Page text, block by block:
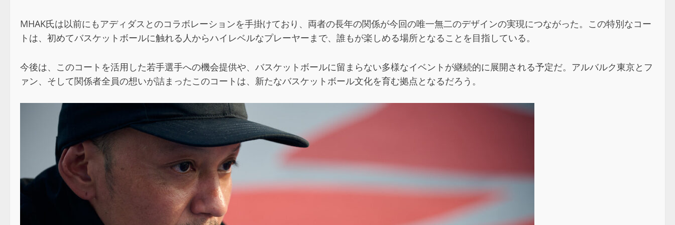
MHAK氏は以前にもアディダスとのコラボレーションを手掛けており、両者の長年の関係が今回の唯一無二のデザインの実現につながった。この特別なコー
トは、初めてバスケットボールに触れる人からハイレベルなプレーヤーまで、誰もが楽しめる場所となることを目指している。
今後は、このコートを活用した若手選手への機会提供や、バスケットボールに留まらない多様なイベントが継続的に展開される予定だ。アルバルク東京とフ
ァン、そして関係者全員の想いが詰まったこのコートは、新たなバスケットボール文化を育む拠点となるだろう。